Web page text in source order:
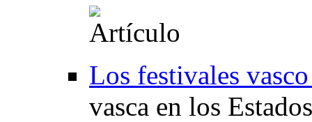
Los festivales
vasca en los